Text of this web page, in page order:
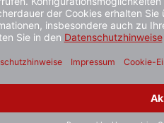
Günstiger gesehen?